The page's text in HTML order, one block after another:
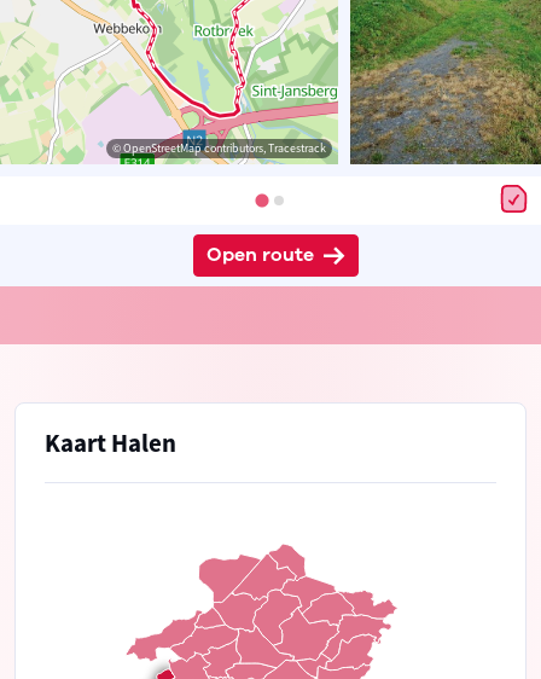
© OpenStreetMap contributors, Tracestrack
Open route
Kaart Halen